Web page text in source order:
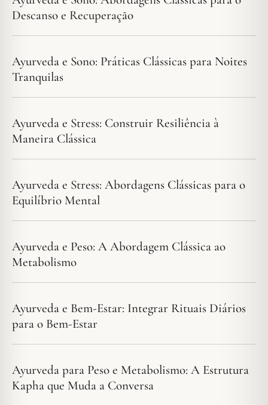
Descanso e Recuperação
Ayurveda e Sono: Práticas Clássicas para Noites
Tranquilas
Ayurveda e Stress: Construir Resiliência à
Maneira Clássica
Ayurveda e Stress: Abordagens Clássicas para o
Equilíbrio Mental
Ayurveda e Peso: A Abordagem Clássica ao
Metabolismo
Ayurveda e Bem-Estar: Integrar Rituais Diários
para o Bem-Estar
Ayurveda para Peso e Metabolismo: A Estrutura
Kapha que Muda a Conversa